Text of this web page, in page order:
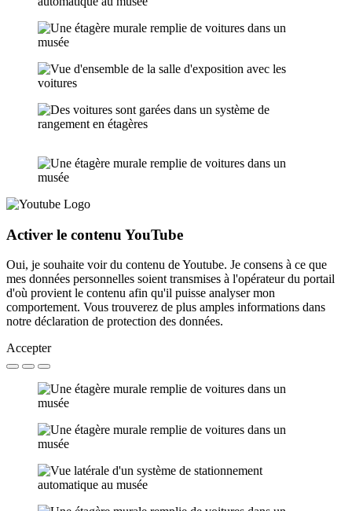
Activer le contenu YouTube
Oui, je souhaite voir du contenu de Youtube. Je consens à ce que
mes données personnelles soient transmises à l'opérateur du portail
d'où provient le contenu afin qu'il puisse analyser mon
comportement. Vous trouverez de plus amples informations dans
notre déclaration de protection des données.
Accepter